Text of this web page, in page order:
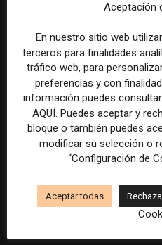
— JOHN
JANUARY 7, 2020
ETIQUETAS
Tecnología
Aceptación
En nuestro sitio web
terceros para finalidades
tráfico web, para
preferencias y con
información puedes
AQUÍ. Puedes aceptar y
bloque o también puedes
modificar su selección o
“Configuración de
Aceptar todas